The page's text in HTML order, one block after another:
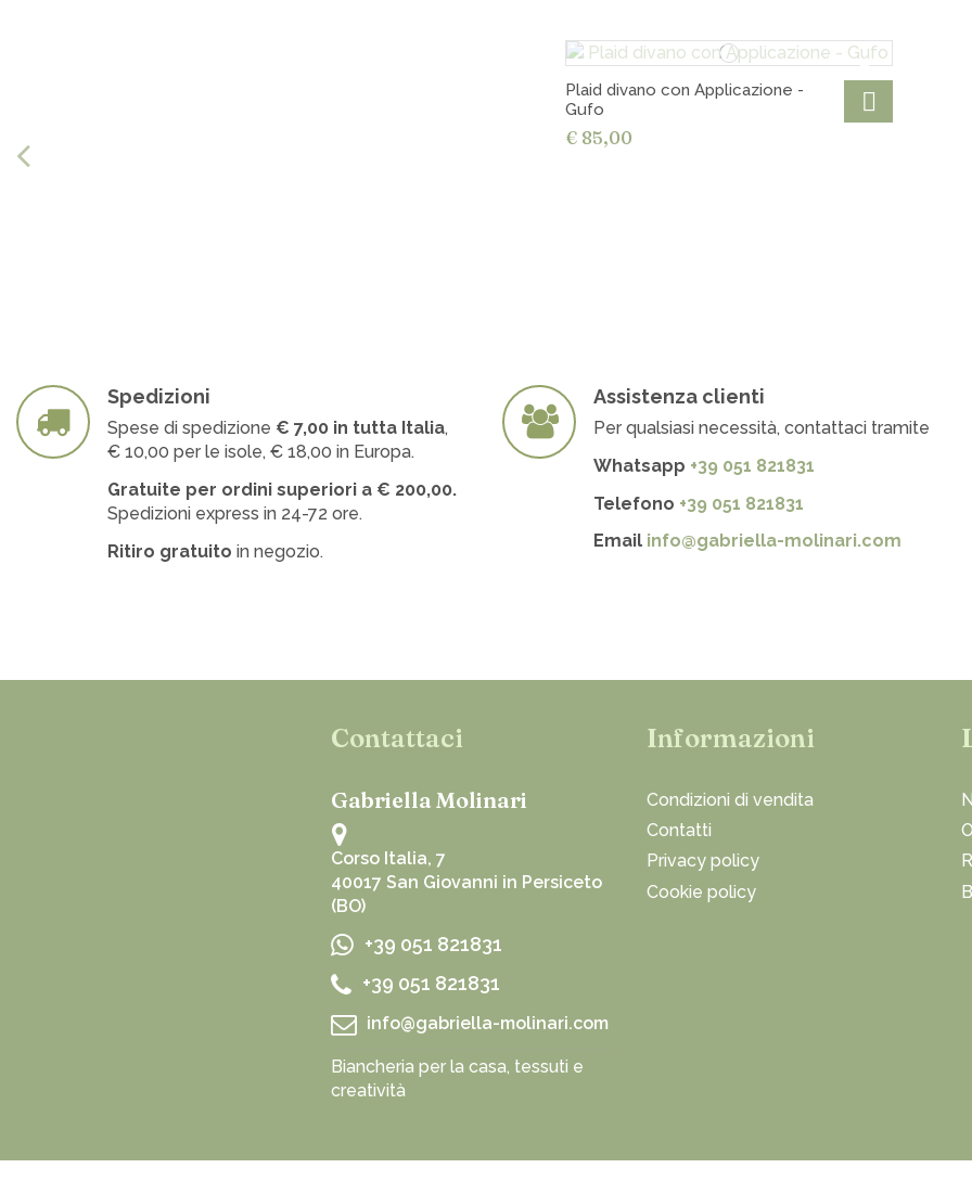
Plaid divano con Applicazione -
Gufo
€ 85,00
Spedizioni
Spese di spedizione € 7,00 in tutta Italia,
€ 10,00 per le isole, € 18,00 in Europa.
Gratuite per ordini superiori a € 200,00.
Spedizioni express in 24-72 ore.
Ritiro gratuito in negozio.
Assistenza clienti
Per qualsiasi necessità, contattaci tramite
Whatsapp +39 051 821831
Telefono +39 051 821831
Email info@gabriella-molinari.com
Contattaci
Gabriella Molinari
Corso Italia, 7
40017 San Giovanni in Persiceto
(BO)
+39 051 821831
+39 051 821831
info@gabriella-molinari.com
Biancheria per la casa, tessuti e
creatività
Informazioni
Condizioni di vendita
Contatti
Privacy policy
Cookie policy